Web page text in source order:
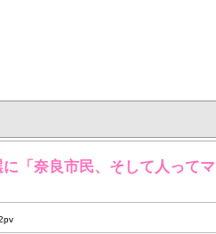
「奈良市民、そして人って